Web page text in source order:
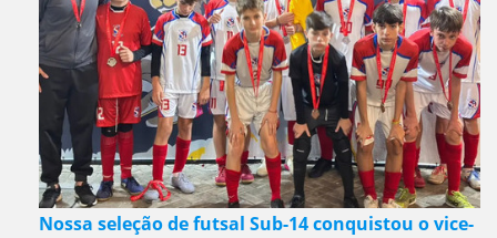
Nossa seleção de futsal Sub-14 conquistou o vice-